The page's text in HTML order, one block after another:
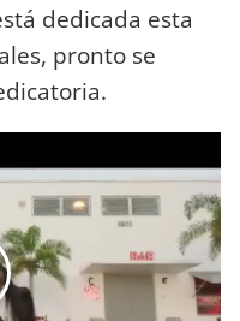
dedicada esta
pronto se